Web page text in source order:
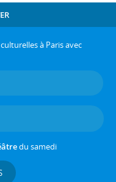
à Paris avec
du samedi